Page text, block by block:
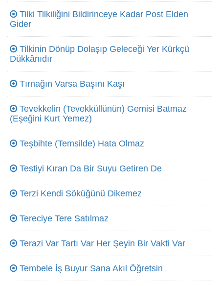
Tilki Tilkiliğini Bildirinceye Kadar Post Elden
Gider
Tilkinin Dönüp Dolaşıp Geleceği Yer Kürkçü
Dükkânıdır
Tırnağın Varsa Başını Kaşı
Tevekkelin (Tevekküllünün) Gemisi Batmaz
(Eşeğini Kurt Yemez)
Teşbihte (Temsilde) Hata Olmaz
Testiyi Kıran Da Bir Suyu Getiren De
Terzi Kendi Söküğünü Dikemez
Tereciye Tere Satılmaz
Terazi Var Tartı Var Her Şeyin Bir Vakti Var
Tembele İş Buyur Sana Akıl Öğretsin